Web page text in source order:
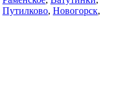
Путилково, Новогорск,